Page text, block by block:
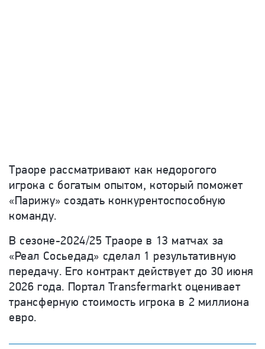
Траоре рассматривают как недорогого
игрока с богатым опытом, который поможет
«Парижу» создать конкурентоспособную
команду.
В сезоне-2024/25 Траоре в 13 матчах за
«Реал Сосьедад» сделал 1 результативную
передачу. Его контракт действует до 30 июня
2026 года. Портал Transfermarkt оценивает
трансферную стоимость игрока в 2 миллиона
евро.